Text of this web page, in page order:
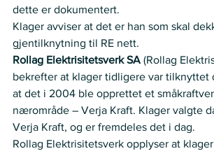
dette er dokumentert.
Klager avviser at det er han som skal
gjentilknytning til RE nett.
Rollag Elektrisitetsverk SA (Rollag
bekrefter at klager tidligere var tilknyttet
at det i 2004 ble opprettet et
nærområde – Verja Kraft. Klager valgte
Verja Kraft, og er fremdeles det i dag.
Rollag Elektrisitetsverk opplyser at